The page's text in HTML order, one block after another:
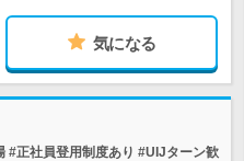
気になる
#正社員登用制度あり #UIJターン歓